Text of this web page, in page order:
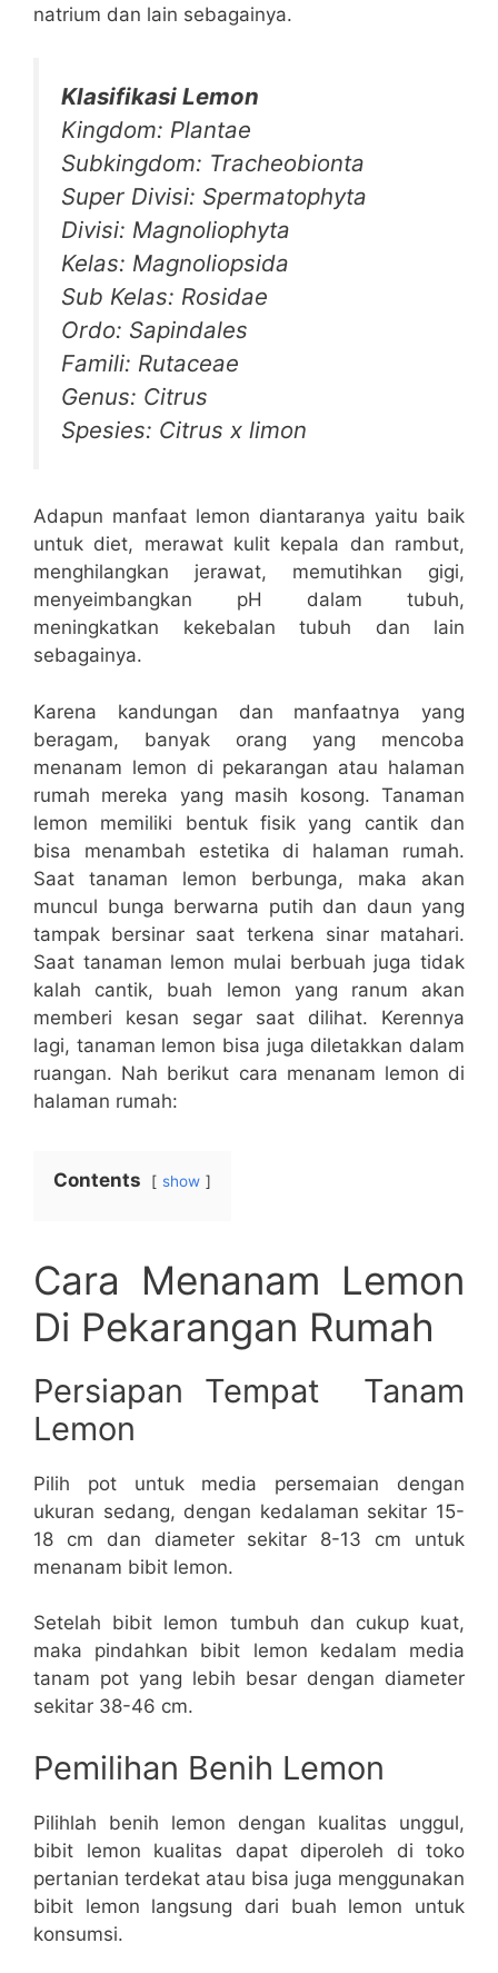
natrium dan lain sebagainya.
Klasifikasi Lemon
Kingdom: Plantae
Subkingdom: Tracheobionta
Super Divisi: Spermatophyta
Divisi: Magnoliophyta
Kelas: Magnoliopsida
Sub Kelas: Rosidae
Ordo: Sapindales
Famili: Rutaceae
Genus: Citrus
Spesies: Citrus x limon
Adapun manfaat lemon diantaranya yaitu baik
untuk diet, merawat kulit kepala dan rambut,
menghilangkan jerawat, memutihkan gigi,
menyeimbangkan pH dalam tubuh,
meningkatkan kekebalan tubuh dan lain
sebagainya.
Karena kandungan dan manfaatnya yang
beragam, banyak orang yang mencoba
menanam lemon di pekarangan atau halaman
rumah mereka yang masih kosong. Tanaman
lemon memiliki bentuk fisik yang cantik dan
bisa menambah estetika di halaman rumah.
Saat tanaman lemon berbunga, maka akan
muncul bunga berwarna putih dan daun yang
tampak bersinar saat terkena sinar matahari.
Saat tanaman lemon mulai berbuah juga tidak
kalah cantik, buah lemon yang ranum akan
memberi kesan segar saat dilihat. Kerennya
lagi, tanaman lemon bisa juga diletakkan dalam
ruangan. Nah berikut cara menanam lemon di
halaman rumah:
Contents show
Cara Menanam Lemon
Di Pekarangan Rumah
Persiapan Tempat Tanam
Lemon
Pilih pot untuk media persemaian dengan
ukuran sedang, dengan kedalaman sekitar 15-
18 cm dan diameter sekitar 8-13 cm untuk
menanam bibit lemon.
Setelah bibit lemon tumbuh dan cukup kuat,
maka pindahkan bibit lemon kedalam media
tanam pot yang lebih besar dengan diameter
sekitar 38-46 cm.
Pemilihan Benih Lemon
Pilihlah benih lemon dengan kualitas unggul,
bibit lemon kualitas dapat diperoleh di toko
pertanian terdekat atau bisa juga menggunakan
bibit lemon langsung dari buah lemon untuk
konsumsi.